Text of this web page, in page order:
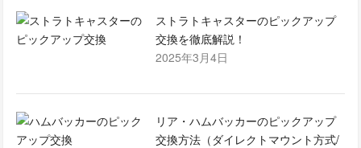
ストラトキャスターのピックアップ
交換を徹底解説！
2025年3月4日
リア・ハムバッカーのピックアップ
交換方法（ダイレクトマウント方式/